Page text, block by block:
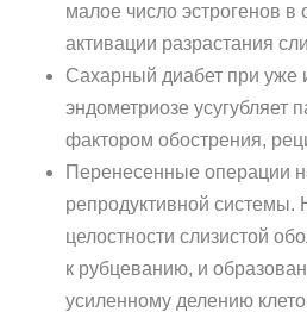
малое число эстрогенов в
активации разрастания
Сахарный диабет при
эндометриозе усугубляет
фактором обострения,
Перенесенные операции
репродуктивной системы.
целостности слизистой
к рубцеванию, и
усиленному делению